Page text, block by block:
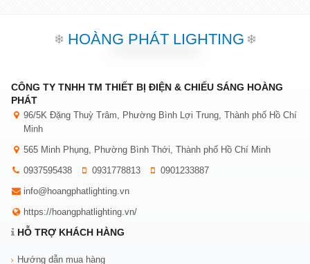
HOÀNG PHÁT LIGHTING
CÔNG TY TNHH TM THIẾT BỊ ĐIỆN & CHIẾU SÁNG HOÀNG
PHÁT
96/5K Đặng Thuỳ Trâm, Phường Bình Lợi Trung, Thành phố Hồ Chí
Minh
565 Minh Phụng, Phường Bình Thới, Thành phố Hồ Chí Minh
0937595438
0931778813
0901233887
info@hoangphatlighting.vn
https://hoangphatlighting.vn/
HỖ TRỢ KHÁCH HÀNG
Hướng dẫn mua hàng